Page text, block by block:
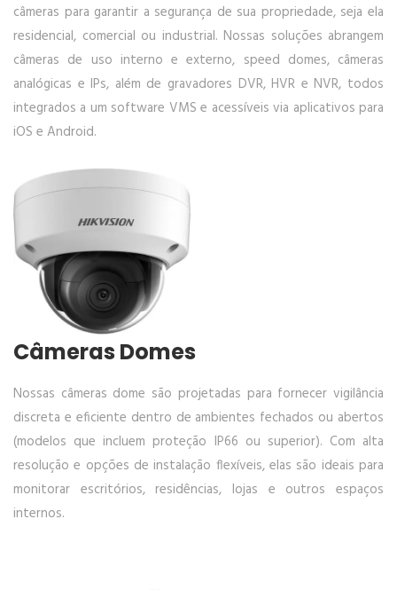
câmeras para garantir a segurança de sua propriedade, seja ela
residencial, comercial ou industrial. Nossas soluções abrangem
câmeras de uso interno e externo, speed domes, câmeras
analógicas e IPs, além de gravadores DVR, HVR e NVR, todos
integrados a um software VMS e acessíveis via aplicativos para
iOS e Android.
Câmeras Domes
Nossas câmeras dome são projetadas para fornecer vigilância
discreta e eficiente dentro de ambientes fechados ou abertos
(modelos que incluem proteção IP66 ou superior). Com alta
resolução e opções de instalação flexíveis, elas são ideais para
monitorar escritórios, residências, lojas e outros espaços
internos.